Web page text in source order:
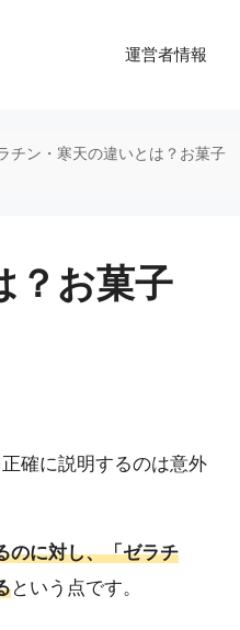
運営者情報
チン・寒天の違いとは？お菓子
？お菓子
確に説明するのは意外
のに対し、「ゼラチ
という点です。